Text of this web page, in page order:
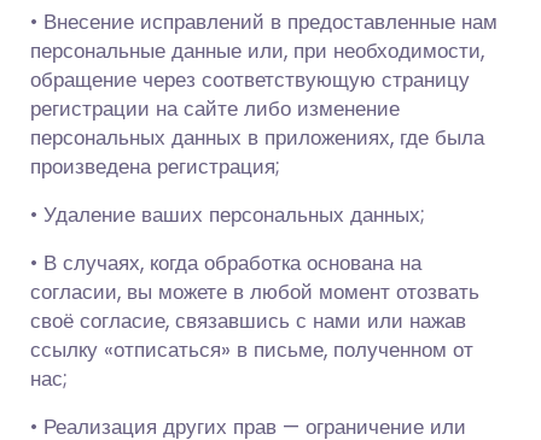
• Внесение исправлений в предоставленные нам
персональные данные или, при необходимости,
обращение через соответствующую страницу
регистрации на сайте либо изменение
персональных данных в приложениях, где была
произведена регистрация;
• Удаление ваших персональных данных;
• В случаях, когда обработка основана на
согласии, вы можете в любой момент отозвать
своё согласие, связавшись с нами или нажав
ссылку «отписаться» в письме, полученном от
нас;
• Реализация других прав — ограничение или